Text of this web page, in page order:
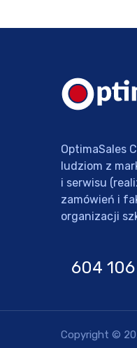
OptimaSales
ludziom z
i serwisu
zamówień i
organizacji
604
Copyright ©